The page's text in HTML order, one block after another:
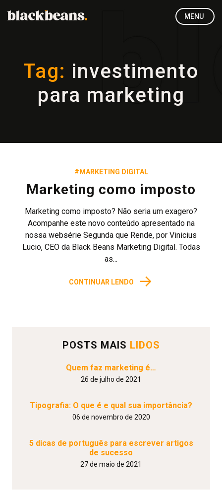
MENU
Tag: investimento
para marketing
#MARKETING DIGITAL
Marketing como imposto
Marketing como imposto? Não seria um exagero?
Acompanhe este novo conteúdo apresentado na
nossa websérie Segunda que Rende, por Vinicius
Lucio, CEO da Black Beans Marketing Digital. Todas
as...
CONTINUAR LENDO →
POSTS MAIS LIDOS
Quem faz marketing é…
26 de julho de 2021
Tipografia: O que é e qual sua importância?
06 de novembro de 2020
5 dicas de português para escrever artigos
de sucesso
27 de maio de 2021